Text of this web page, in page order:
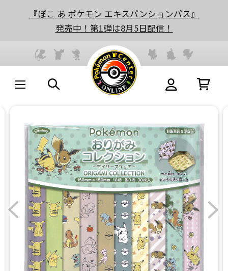
『ぽこ あ ポケモン エキスパンションパス』
発売中！第1弾は8月5日配信！